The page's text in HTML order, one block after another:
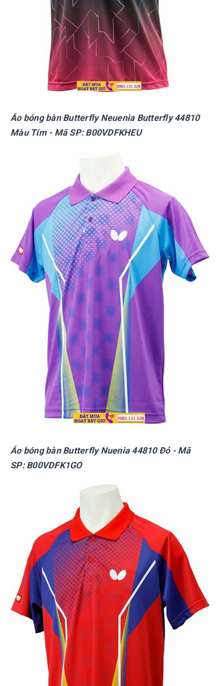
Áo bóng bàn Butterfly Neuenia Butterfly 44810
Màu Tím - Mã SP: B00VDFKHEU
Áo bóng bàn Butterfly Nuenia 44810 Đỏ - Mã
SP: B00VDFK1GO